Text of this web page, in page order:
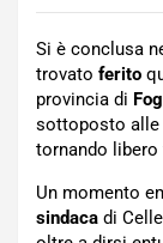
Si è conclusa
trovato ferito
provincia di
sottoposto alle
tornando
Un momento
sindaca di